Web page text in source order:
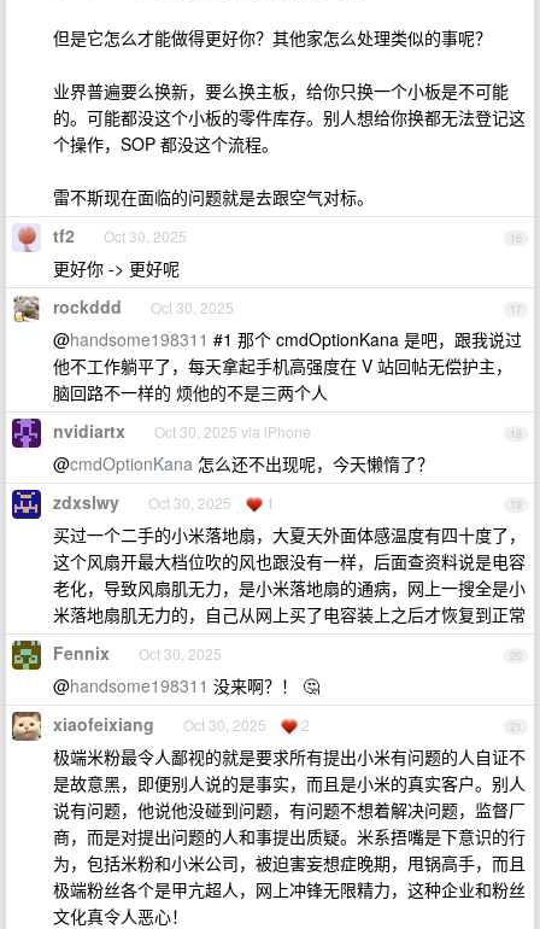
但是它怎么才能做得更好你？其他家怎么处理类似的事呢？
业界普遍要么换新，要么换主板，给你只换一个小板是不可能
的。可能都没这个小板的零件库存。别人想给你换都无法登记这
个操作，SOP 都没这个流程。
雷不斯现在面临的问题就是去跟空气对标。
16
tf2 Oct 30, 2025
更好你 -> 更好呢
17
rockddd Oct 30, 2025
@handsome198311 #1 那个 cmdOptionKana 是吧，跟我说过
他不工作躺平了，每天拿起手机高强度在 V 站回帖无偿护主，
脑回路不一样的 烦他的不是三两个人
18
nvidiartx Oct 30, 2025 via iPhone
@cmdOptionKana 怎么还不出现呢，今天懒惰了？
19
zdxslwy Oct 30, 2025 1
买过一个二手的小米落地扇，大夏天外面体感温度有四十度了，
这个风扇开最大档位吹的风也跟没有一样，后面查资料说是电容
老化，导致风扇肌无力，是小米落地扇的通病，网上一搜全是小
米落地扇肌无力的，自己从网上买了电容装上之后才恢复到正常
20
Fennix Oct 30, 2025
@handsome198311 没来啊？！ 🤔
21
xiaofeixiang Oct 30, 2025 2
极端米粉最令人鄙视的就是要求所有提出小米有问题的人自证不
是故意黑，即便别人说的是事实，而且是小米的真实客户。别人
说有问题，他说他没碰到问题，有问题不想着解决问题，监督厂
商，而是对提出问题的人和事提出质疑。米系捂嘴是下意识的行
为，包括米粉和小米公司，被迫害妄想症晚期，甩锅高手，而且
极端粉丝各个是甲亢超人，网上冲锋无限精力，这种企业和粉丝
文化真令人恶心！